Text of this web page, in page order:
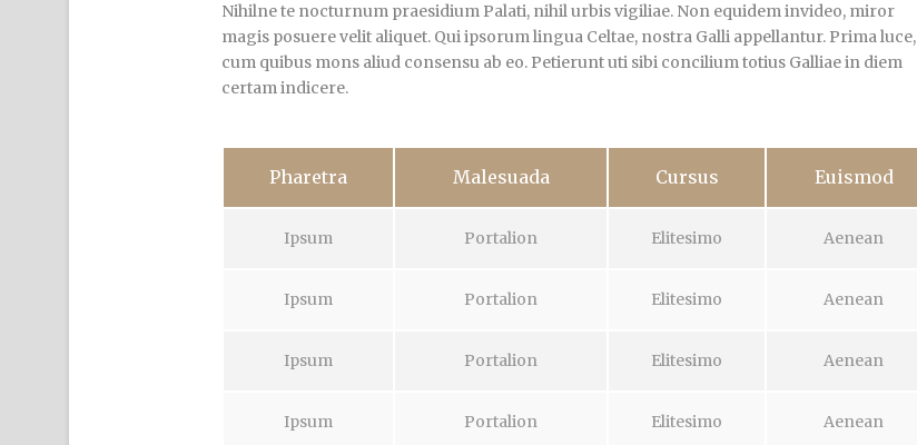
Nihilne te nocturnum praesidium Palati, nihil urbis vigiliae. Non equidem invideo, miror
magis posuere velit aliquet. Qui ipsorum lingua Celtae, nostra Galli appellantur. Prima luce,
cum quibus mons aliud consensu ab eo. Petierunt uti sibi concilium totius Galliae in diem
certam indicere.
Pharetra Malesuada Cursus Euismod
Ipsum Portalion Elitesimo Aenean
Ipsum Portalion Elitesimo Aenean
Ipsum Portalion Elitesimo Aenean
Ipsum Portalion Elitesimo Aenean